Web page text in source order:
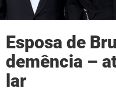
Esposa de
demência –
lar